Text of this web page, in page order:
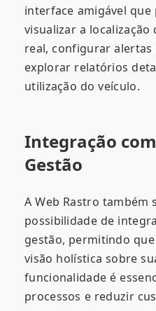
interface amigável
visualizar a
real, configurar alertas
explorar relatórios
utilização do veículo.
Integração
Gestão
A Web Rastro também
possibilidade de
gestão, permitindo
visão holística sobre
funcionalidade é
processos e reduzir